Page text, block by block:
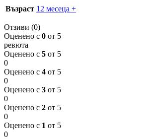
Възраст 12 месеца +
Отзиви (0)
Оценено с 0 от 5
ревюта
Оценено с 5 от 5
0
Оценено с 4 от 5
0
Оценено с 3 от 5
0
Оценено с 2 от 5
0
Оценено с 1 от 5
0